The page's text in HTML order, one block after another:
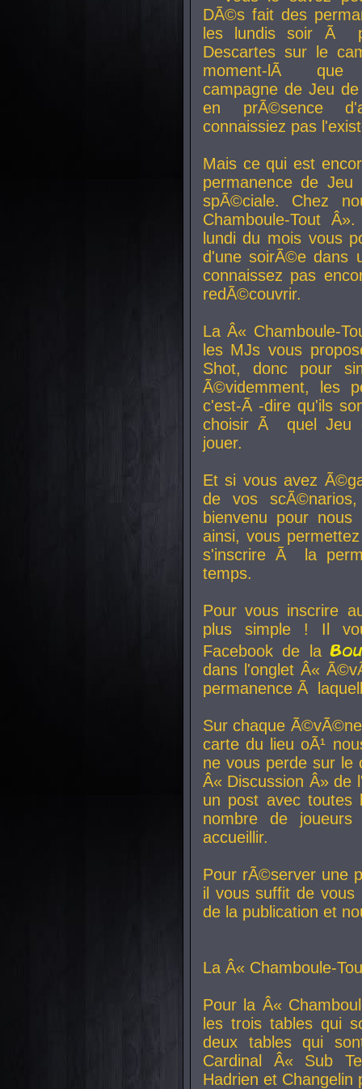
DÃ©s fait des
les lundis soir Ã
Descartes sur le
moment-lÃ que
campagne de Jeu
en prÃ©sence
connaissiez pas
Mais ce qui est
permanence de
spÃ©ciale. Chez
Chamboule-Tout
lundi du mois vous
d'une soirÃ©e dans
connaissez pas
redÃ©couvrir.
La Â« Chamboule-
les MJs vous
Shot, donc pour
Ã©videmment, les
c'est-Ã -dire qu'ils
choisir Ã quel Jeu
jouer.
Et si vous avez
de vos
bienvenu pour
ainsi, vous
s'inscrire Ã la
temps.
Pour vous inscrire
plus simple ! Il
Facebook de la
dans l'onglet Â«
permanence Ã
Sur chaque
carte du lieu oÃ¹
ne vous perde sur le
Â« Discussion Â» de
un post avec toutes
nombre de
accueillir.
Pour rÃ©server une
il vous suffit de vous
de la publication et
La Â« Chamboule-
Pour la Â«
les trois tables qui
deux tables qui
Cardinal
Â« Sub
Hadrien et Changelin